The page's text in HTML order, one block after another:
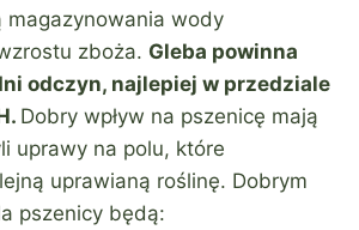
magazynowania wody
zboża. Gleba powinna
odczyn, najlepiej w przedziale
Dobry wpływ na pszenicę mają
uprawy na polu, które
uprawianą roślinę. Dobrym
pszenicy będą: